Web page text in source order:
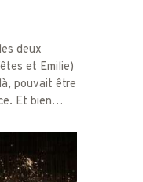
deux
et Emilie)
pouvait être
Et bien…